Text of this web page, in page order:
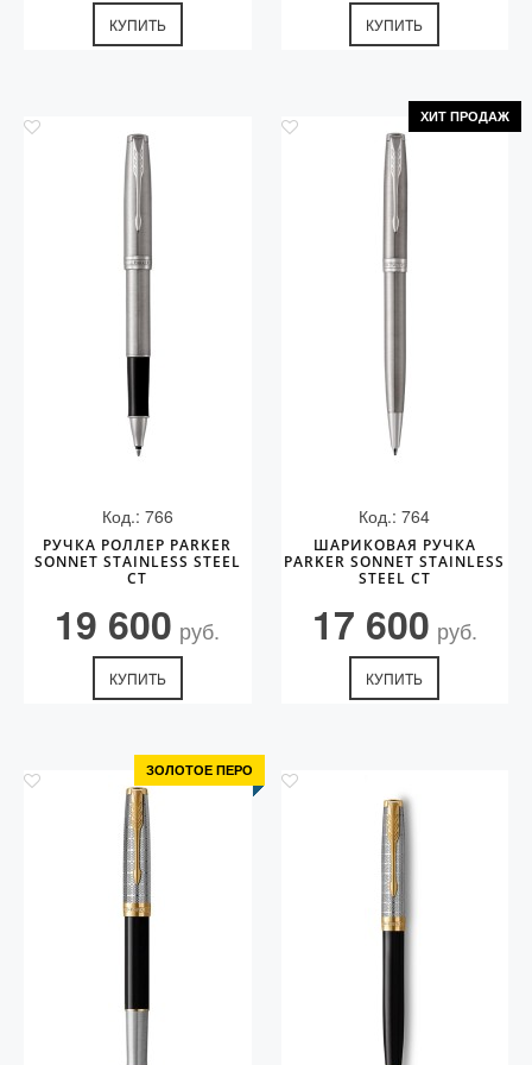
КУПИТЬ КУПИТЬ
Код.: 766
РУЧКА РОЛЛЕР PARKER
SONNET STAINLESS STEEL
CT
19 600 руб.
КУПИТЬ
ХИТ ПРОДАЖ
Код.: 764
ШАРИКОВАЯ РУЧКА
PARKER SONNET STAINLESS
STEEL CT
17 600 руб.
КУПИТЬ
ЗОЛОТОЕ ПЕРО